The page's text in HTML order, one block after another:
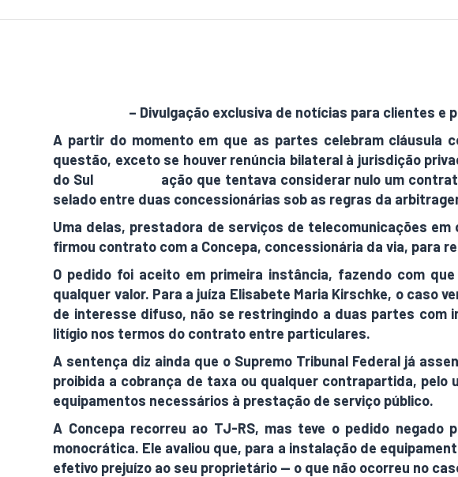
– Divulgação exclusiva de notícias para clientes e
A partir do momento em que as partes celebram cláusula
questão, exceto se houver renúncia bilateral à jurisdição
do Sul
ação que tentava considerar nulo um
selado entre duas concessionárias sob as regras da
Uma delas, prestadora de serviços de telecomunicações
firmou contrato com a Concepa, concessionária da via, para
O pedido foi aceito em primeira instância, fazendo com
qualquer valor. Para a juíza Elisabete Maria Kirschke, o caso
de interesse difuso, não se restringindo a duas partes com
litígio nos termos do contrato entre particulares.
A sentença diz ainda que o Supremo Tribunal Federal já
proibida a cobrança de taxa ou qualquer contrapartida, pelo
equipamentos necessários à prestação de serviço público.
A Concepa recorreu ao TJ-RS, mas teve o pedido negado
monocrática. Ele avaliou que, para a instalação de
efetivo prejuízo ao seu proprietário — o que não ocorreu no